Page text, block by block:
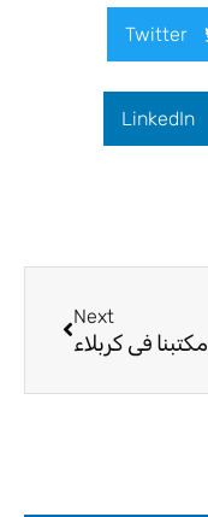
Twitter
LinkedIn
Next
مكتبنا في كربلاء